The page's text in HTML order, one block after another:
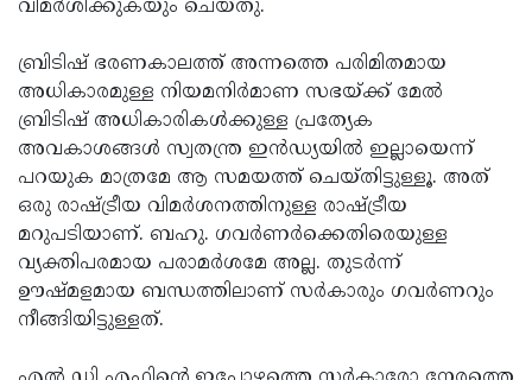
വിമര്‍ശിക്കുകയും ചെയ്തു.
ബ്രിടിഷ് ഭരണകാലത്ത് അന്നത്തെ പരിമിതമായ
അധികാരമുള്ള നിയമനിര്‍മാണ സഭയ്ക്ക് മേല്‍
ബ്രിടിഷ് അധികാരികള്‍ക്കുള്ള പ്രത്യേക
അവകാശങ്ങള്‍ സ്വതന്ത്ര ഇന്‍ഡ്യയില്‍ ഇല്ലായെന്ന്
പറയുക മാത്രമേ ആ സമയത്ത് ചെയ്തിട്ടുള്ളൂ. അത്
ഒരു രാഷ്ട്രീയ വിമര്‍ശനത്തിനുള്ള രാഷ്ട്രീയ
മറുപടിയാണ്. ബഹു. ഗവര്‍ണര്‍ക്കെതിരെയുള്ള
വ്യക്തിപരമായ പരാമര്‍ശമേ അല്ല. തുടര്‍ന്ന്
ഊഷ്മളമായ ബന്ധത്തിലാണ് സര്‍കാരും ഗവര്‍ണറും
നീങ്ങിയിട്ടുള്ളത്.